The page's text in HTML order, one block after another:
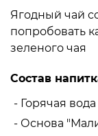
Ягодный чай
попробовать
зеленого чая
Состав
- Горячая вода
- Основа